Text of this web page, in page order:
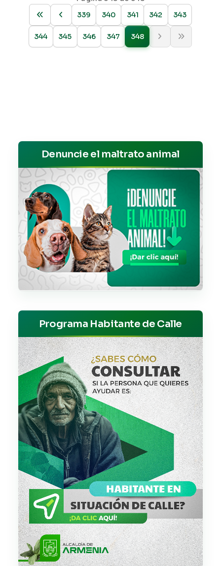
339
340 341 342 343
344 345 346 347 348
Denuncie el maltrato animal
Programa Habitante de Calle